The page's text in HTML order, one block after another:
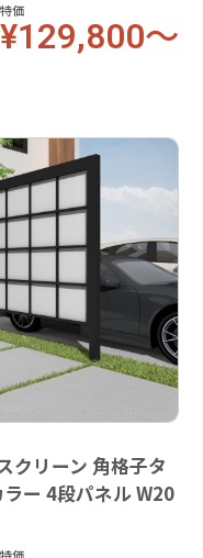
特価
¥129,800～
リーン 角格子タ
ー 4段パネル W20